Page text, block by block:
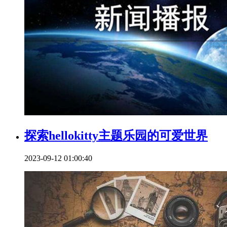
探索hellokitty主题乐园的可爱世界
2023-09-12 01:00:40